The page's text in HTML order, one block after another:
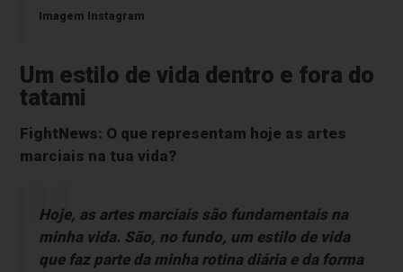
Imagem Instagram
Um estilo de vida dentro e fora do
tatami
FightNews: O que representam hoje as artes
marciais na tua vida?
Hoje, as artes marciais são fundamentais na
minha vida. São, no fundo, um estilo de vida
que faz parte da minha rotina diária e da forma